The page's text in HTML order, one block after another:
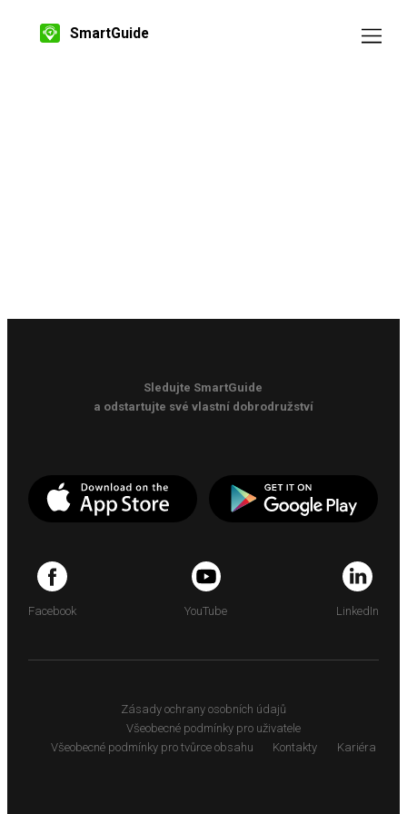
SmartGuide
Sledujte SmartGuide
a odstartujte své vlastní dobrodružství
Facebook YouTube LinkedIn
Zásady ochrany osobních údajů
Všeobecné podmínky pro uživatele
Všeobecné podmínky pro tvůrce obsahu
Kontakty Kariéra